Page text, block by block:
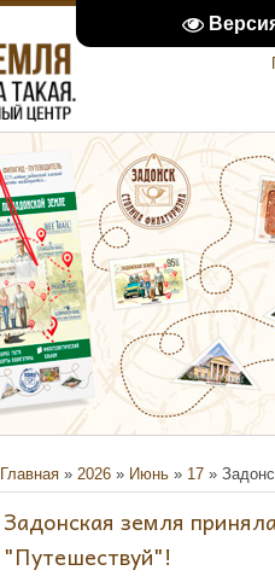
Главная » 2026 » Июнь » 17 »
Задонская земля
"Путешествуй"!